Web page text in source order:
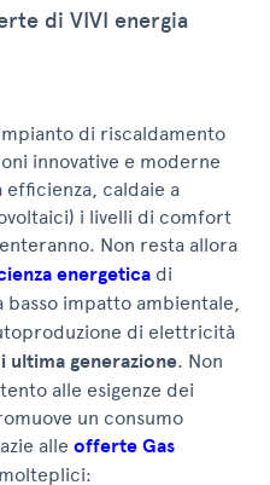
di VIVI energia
di riscaldamento
innovative e moderne
caldaie a
i livelli di comfort
Non resta allora
energetica di
basso impatto ambientale,
di elettricità
ultima generazione. Non
alle esigenze dei
un consumo
alle offerte Gas